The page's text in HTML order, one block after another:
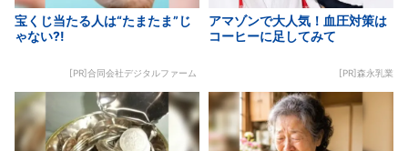
宝くじ当たる人は“たまたま”じ
ゃない?!
[PR]合同会社デジタルファーム
アマゾンで大人気！血圧対策は
コーヒーに足してみて
[PR]森永乳業